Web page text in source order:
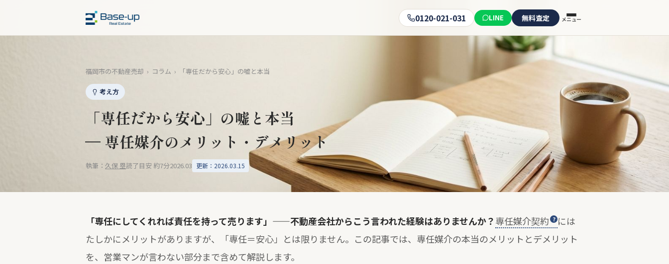
0120-021-031 LINE 無料査定 メニュー
福岡市の不動産売却 › コラム › 「専任だから安心」の嘘と本当
考え方
「専任だから安心」の嘘と本当
— 専任媒介のメリット・デメリット
執筆： 久保 塁読了目安 約7分2026.03 更新：2026.03.15
「専任にしてくれれば責任を持って売ります」——不動産会社からこう言われた経験はありませんか？専任媒介契約
には
たしかにメリットがありますが、「専任＝安心」とは限りません。この記事では、専任媒介の本当のメリットとデメリット
を、営業マンが言わない部分まで含めて解説します。